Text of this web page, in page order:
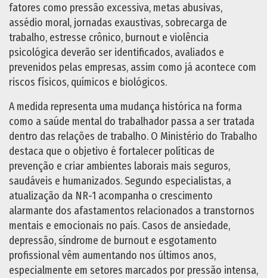
fatores como pressão excessiva, metas abusivas,
assédio moral, jornadas exaustivas, sobrecarga de
trabalho, estresse crônico, burnout e violência
psicológica deverão ser identificados, avaliados e
prevenidos pelas empresas, assim como já acontece com
riscos físicos, químicos e biológicos.
A medida representa uma mudança histórica na forma
como a saúde mental do trabalhador passa a ser tratada
dentro das relações de trabalho. O Ministério do Trabalho
destaca que o objetivo é fortalecer políticas de
prevenção e criar ambientes laborais mais seguros,
saudáveis e humanizados. Segundo especialistas, a
atualização da NR-1 acompanha o crescimento
alarmante dos afastamentos relacionados a transtornos
mentais e emocionais no país. Casos de ansiedade,
depressão, síndrome de burnout e esgotamento
profissional vêm aumentando nos últimos anos,
especialmente em setores marcados por pressão intensa,